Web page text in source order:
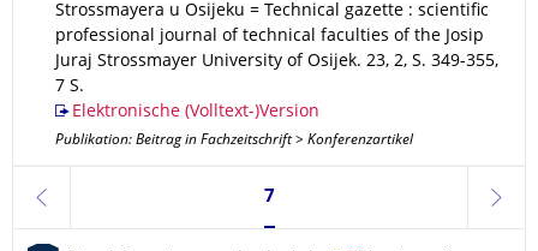
Strossmayera u Osijeku = Technical gazette : scientific
professional journal of technical faculties of the Josip
Juraj Strossmayer University of Osijek. 23, 2, S. 349-355,
7 S.
Elektronische (Volltext-)Version
Publikation: Beitrag in Fachzeitschrift > Konferenzartikel
zurück
Seite 7, aktuell ausgewählt
7
weiter